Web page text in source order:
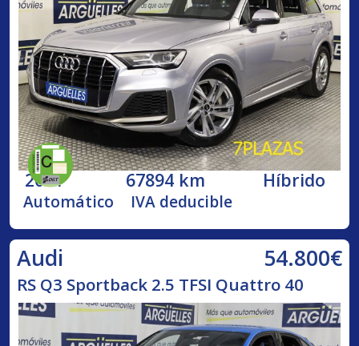
2021 67894 km Híbrido
Automático IVA deducible
Audi 54.800€
RS Q3 Sportback 2.5 TFSI Quattro 40